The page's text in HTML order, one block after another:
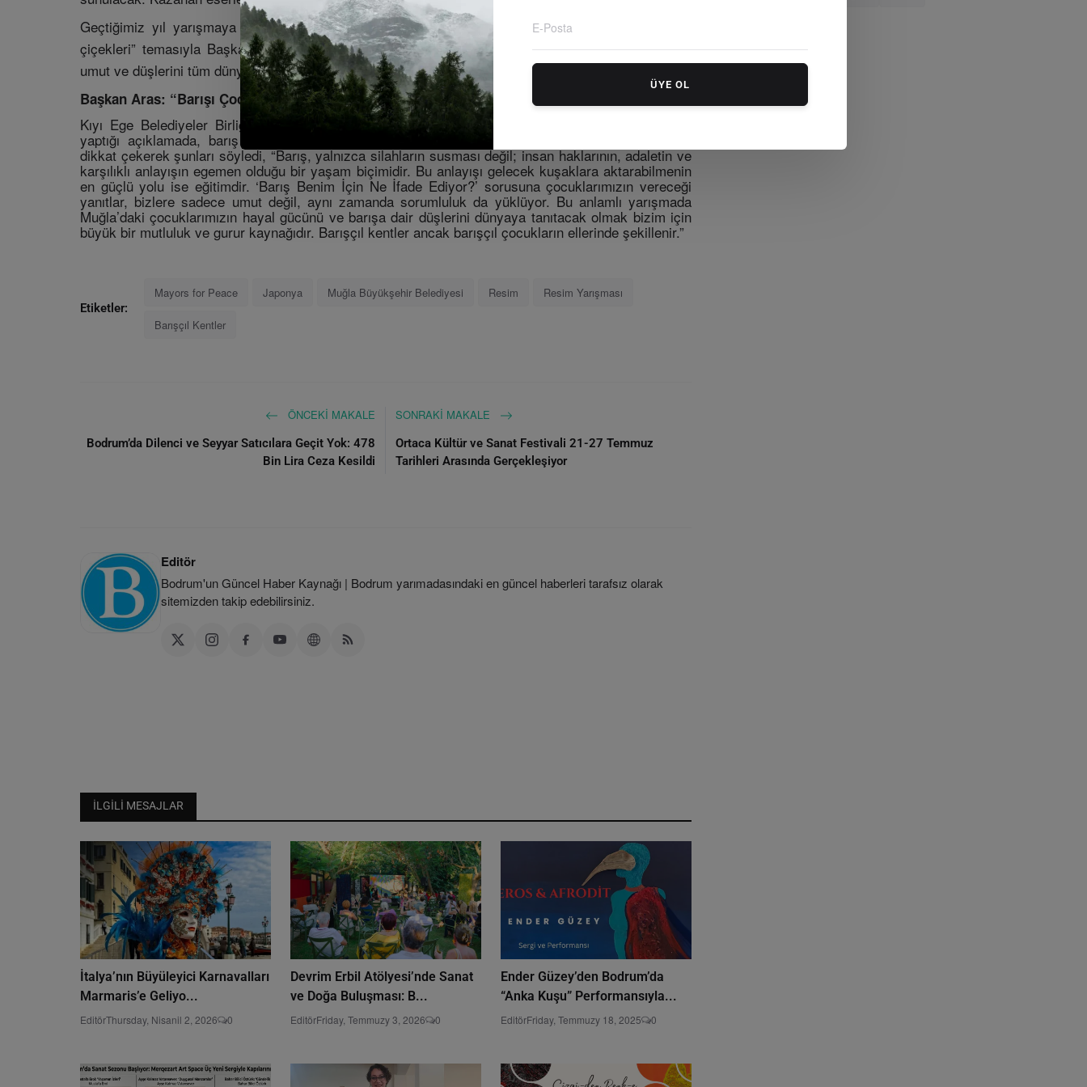
Geçtiğimiz yıl yarışmaya katılan 8 yaşındaki Hina’nın eseri, “geleceğe umutla bakan günebakan
çiçekleri” temasıyla Başkanlık Ödülü’ne layık görülmüştü. Bu yıl da Muğlalı çocukların barışa dair
umut ve düşlerini tüm dünyayla paylaşması bekleniyor.
Başkan Aras: “Barışı Çocukların Gözünden Görmek Bize Umut Veriyor”
Kıyı Ege Belediyeler Birliği ve Muğla Büyükşehir Belediye Başkanı Ahmet Aras yarışmayla ilgili
yaptığı açıklamada, barış kültürünün yerelden küresele yayılan bir bilinçle güçlendirilebileceğine
dikkat çekerek şunları söyledi, “Barış, yalnızca silahların susması değil; insan haklarının, adaletin ve
karşılıklı anlayışın egemen olduğu bir yaşam biçimidir. Bu anlayışı gelecek kuşaklara aktarabilmenin
en güçlü yolu ise eğitimdir. ‘Barış Benim İçin Ne İfade Ediyor?’ sorusuna çocuklarımızın vereceği
yanıtlar, bizlere sadece umut değil, aynı zamanda sorumluluk da yüklüyor. Bu anlamlı yarışmada
Muğla’daki çocuklarımızın hayal gücünü ve barışa dair düşlerini dünyaya tanıtacak olmak bizim için
büyük bir mutluluk ve gurur kaynağıdır. Barışçıl kentler ancak barışçıl çocukların ellerinde şekillenir.”
Etiketler:
Mayors for Peace Japonya Muğla Büyükşehir Belediyesi Resim Resim Yarışması
Barışçıl Kentler
ÖNCEKI MAKALE
Bodrum’da Dilenci ve Seyyar Satıcılara Geçit Yok: 478
Bin Lira Ceza Kesildi
SONRAKI MAKALE
Ortaca Kültür ve Sanat Festivali 21-27 Temmuz
Tarihleri Arasında Gerçekleşiyor
Editör
Bodrum'un Güncel Haber Kaynağı | Bodrum yarımadasındaki en güncel haberleri tarafsız olarak
sitemizden takip edebilirsiniz.
İLGILI MESAJLAR
İtalya’nın Büyüleyici Karnavalları
Marmaris’e Geliyo...
EditörThursday, Nisanil 2, 2026 0
Devrim Erbil Atölyesi’nde Sanat
ve Doğa Buluşması: B...
EditörFriday, Temmuzy 3, 2026 0
Ender Güzey’den Bodrum’da
“Anka Kuşu” Performansıyla...
EditörFriday, Temmuzy 18, 2025 0
ÜYE OL